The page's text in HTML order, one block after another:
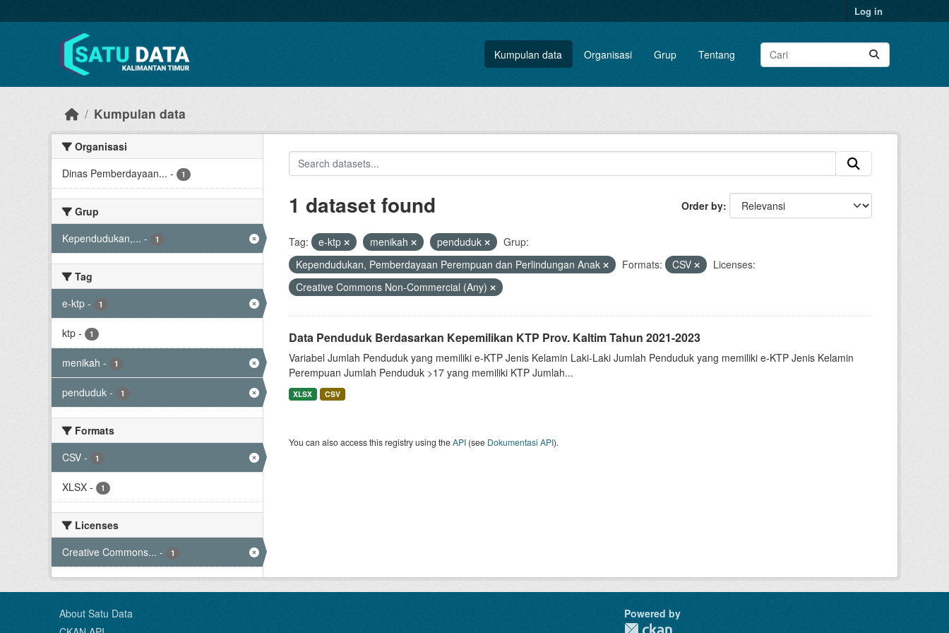
Log in
Kumpulan data Organisasi Grup Tentang
Kumpulan data
Organisasi
Dinas Pemberdayaan... - 1
Grup
Kependudukan,... - 1
Tag
e-ktp - 1
ktp - 1
menikah - 1
penduduk - 1
Formats
CSV - 1
XLSX - 1
Licenses
Creative Commons... - 1
Order by
1 dataset found
Tag: e-ktp menikah penduduk
Grup:
Kependudukan, Pemberdayaan Perempuan dan Perlindungan Anak
Formats: CSV
Licenses:
Creative Commons Non-Commercial (Any)
Data Penduduk Berdasarkan Kepemilikan KTP Prov. Kaltim Tahun 2021-2023
Variabel Jumlah Penduduk yang memiliki e-KTP Jenis Kelamin Laki-Laki Jumlah Penduduk yang memiliki e-KTP Jenis Kelamin
Perempuan Jumlah Penduduk >17 yang memiliki KTP Jumlah...
XLSX CSV
You can also access this registry using theAPI(see Dokumentasi API).
About Satu Data
Powered by